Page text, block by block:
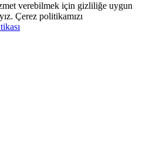
verebilmek için gizliliğe uygun
Çerez politikamızı